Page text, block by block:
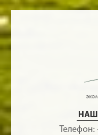
Телефон: